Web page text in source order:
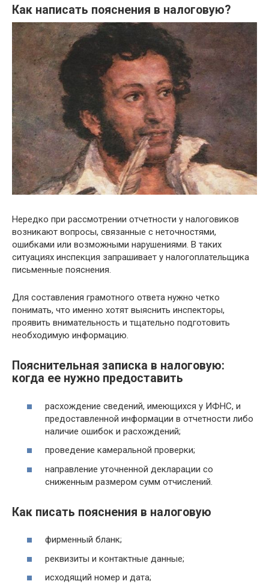
Как написать пояснения в налоговую?
Нередко при рассмотрении отчетности у налоговиков
возникают вопросы, связанные с неточностями,
ошибками или возможными нарушениями. В таких
ситуациях инспекция запрашивает у налогоплательщика
письменные пояснения.
Для составления грамотного ответа нужно четко
понимать, что именно хотят выяснить инспекторы,
проявить внимательность и тщательно подготовить
необходимую информацию.
Пояснительная записка в налоговую:
когда ее нужно предоставить
расхождение сведений, имеющихся у ИФНС, и
предоставленной информации в отчетности либо
наличие ошибок и расхождений;
проведение камеральной проверки;
направление уточненной декларации со
сниженным размером сумм отчислений.
Как писать пояснения в налоговую
фирменный бланк;
реквизиты и контактные данные;
исходящий номер и дата;